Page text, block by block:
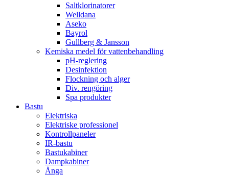
Saltklorinatorer
Welldana
Aseko
Bayrol
Gullberg & Jansson
Kemiska medel för vattenbehandling
pH-reglering
Desinfektion
Flockning och alger
Div. rengöring
Spa produkter
Bastu
Elektriska
Elektriske professionel
Kontrollpaneler
IR-bastu
Bastukabiner
Dampkabiner
Ånga